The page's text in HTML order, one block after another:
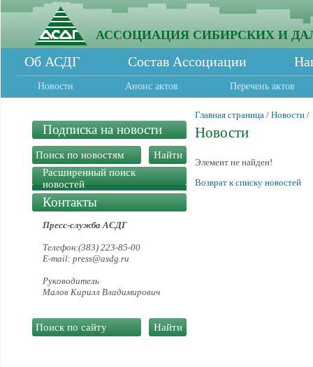
АССОЦИАЦИЯ СИБИРСКИХ И
Об АСДГ Состав Ассоциации
Новости Анонс актов Перечень актов
Подписка на новости
Расширенный поиск
новостей
Контакты
Пресс-служба АСДГ
Телефон:(383) 223-85-00
E-mail: press@asdg.ru
Руководитель
Малов Кирилл Владимирович
Главная страница / Новости /
Новости
Элемент не найден!
Возврат к списку новостей